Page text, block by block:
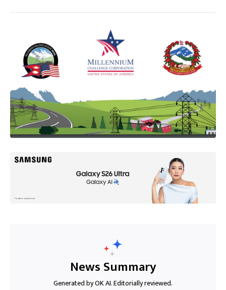
News Summary
Generated by OK AI. Editorially reviewed.